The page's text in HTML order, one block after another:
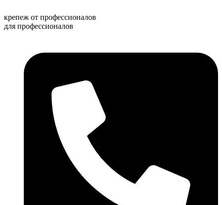
к
содержимому
крепеж от профессионалов
для профессионалов